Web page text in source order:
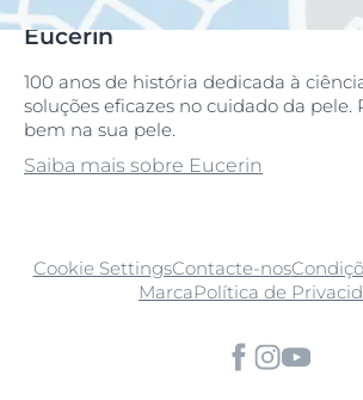
Eucerin
100 anos de história dedicada à
soluções eficazes no cuidado da pele.
bem na sua pele.
Saiba mais sobre Eucerin
Cookie SettingsContacte-nos
MarcaPolítica de